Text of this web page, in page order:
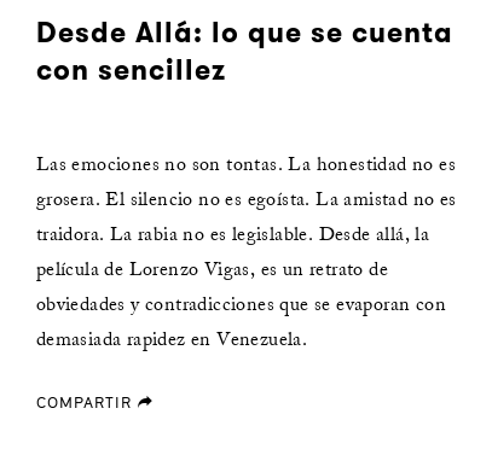
Desde Allá: lo que se cuenta
con sencillez
Las emociones no son tontas. La honestidad no es
grosera. El silencio no es egoísta. La amistad no es
traidora. La rabia no es legislable. Desde allá, la
película de Lorenzo Vigas, es un retrato de
obviedades y contradicciones que se evaporan con
demasiada rapidez en Venezuela.
COMPARTIR forward